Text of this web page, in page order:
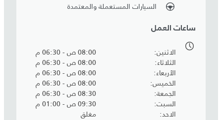
السيارات المستعملة والمعتمدة
ساعات العمل
الاثنين
08:00 ص - 06:30 م
الثلاثاء
08:00 ص - 06:30 م
الأربعاء
08:00 ص - 06:30 م
الخميس
08:00 ص - 06:30 م
الجمعة
08:30 ص - 06:30 م
السبت
09:30 ص - 01:00 م
الاحد
مغلق